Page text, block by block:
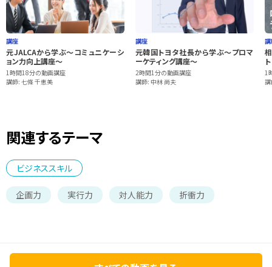
講座
元JALCAから学ぶ～コミュニケーシ
ョン力向上講座～
1時間18分の動画講座
講師: 七條 千恵美
講座
元韓国トヨタ社長から学ぶ～プロマ
ーケティング講座～
2時間1分の動画講座
講師: 中林 尚夫
1
講
関連するテーマ
ビジネススキル
企画力 実行力 対人能力 折衝力